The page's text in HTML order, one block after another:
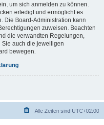
um sich anmelden zu können.
erledigt und ermöglicht es
Die Board-Administration kann
zuweisen. Beachten
die verwandten Regelungen,
Sie auch die jeweiligen
bewegen.
Alle Zeiten sind UTC+02:00